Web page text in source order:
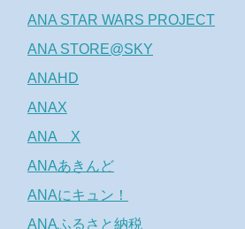
ANA STAR WARS PROJECT
ANA STORE@SKY
ANAHD
ANAX
ANA X
ANAあきんど
ANAにキュン！
ANAふるさと納税